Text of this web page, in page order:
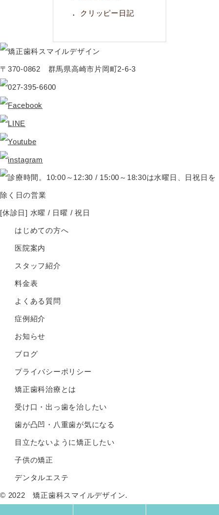
クリッピー日記
〒370-0862 群馬県高崎市片岡町2-6-3
[休診日] 水曜 / 日曜 / 祝日
はじめての方へ
医院案内
スタッフ紹介
料金表
よくある質問
症例紹介
お知らせ
ブログ
プライバシーポリシー
矯正歯科治療とは
受け口・出っ歯を治したい
歯が凸凹・八重歯が気になる
目立たないように矯正したい
子供の矯正
デンタルエステ
© 2022 矯正歯科スマイルデザイン.